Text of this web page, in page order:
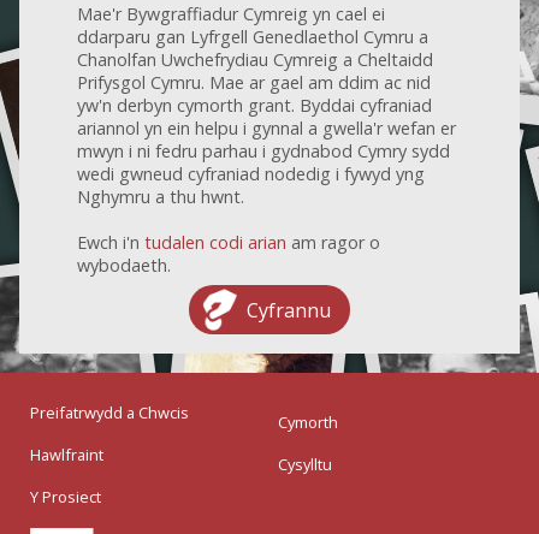
Mae'r Bywgraffiadur Cymreig yn cael ei
ddarparu gan Lyfrgell Genedlaethol Cymru a
Chanolfan Uwchefrydiau Cymreig a Cheltaidd
Prifysgol Cymru. Mae ar gael am ddim ac nid
yw'n derbyn cymorth grant. Byddai cyfraniad
ariannol yn ein helpu i gynnal a gwella'r wefan er
mwyn i ni fedru parhau i gydnabod Cymry sydd
wedi gwneud cyfraniad nodedig i fywyd yng
Nghymru a thu hwnt.
Ewch i'n tudalen codi arian am ragor o
wybodaeth.
Cyfrannu
Preifatrwydd a Chwcis
Hawlfraint
Y Prosiect
Cymorth
Cysylltu